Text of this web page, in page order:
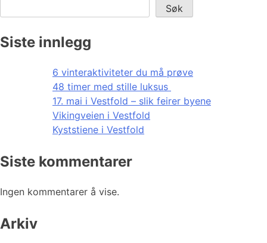
Søk
Siste innlegg
6 vinteraktiviteter du må prøve
48 timer med stille luksus
17. mai i Vestfold – slik feirer byene
Vikingveien i Vestfold
Kyststiene i Vestfold
Siste kommentarer
Ingen kommentarer å vise.
Arkiv